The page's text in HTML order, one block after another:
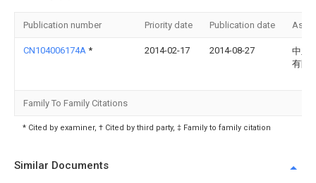
Publication number Priority date Publication date
CN104006174A * 2014-02-17 2014-08-27
中亚
有限
Family To Family Citations
* Cited by examiner, † Cited by third party, ‡ Family to family citation
Similar Documents